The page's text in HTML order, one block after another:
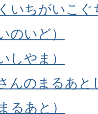
いちがいこぐ
のいど）
しやま）
んのまるあと
るあと）